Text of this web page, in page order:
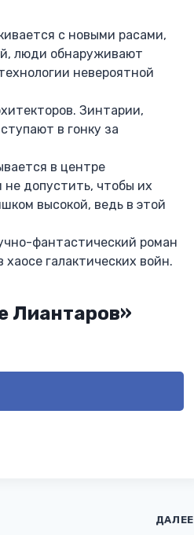
с новыми расами,
люди обнаруживают
невероятной
Зинтарии,
в гонку за
в центре
не допустить, чтобы их
высокой, ведь в этой
фантастический роман
галактических войн.
Лиантаров»
ДАЛЕЕ